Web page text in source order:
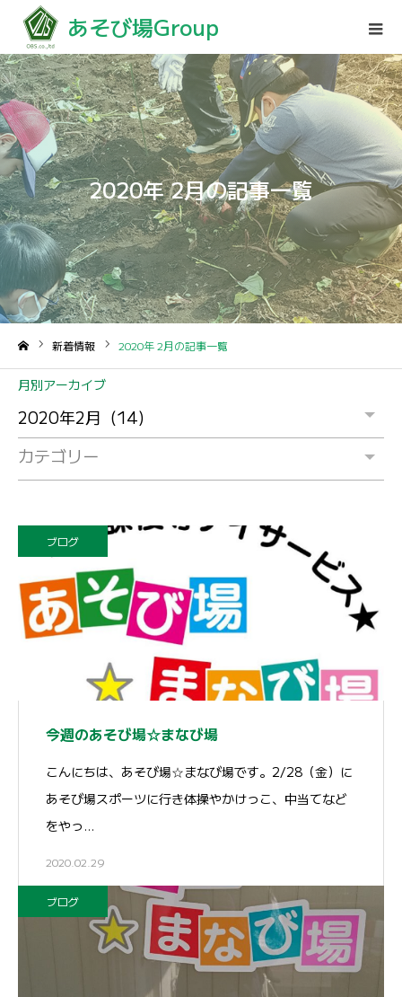
あそび場Group
2020年 2月の記事一覧
新着情報 2020年 2月の記事一覧
月別アーカイブ
カテゴリー
ブログ
今週のあそび場☆まなび場
こんにちは、あそび場☆まなび場です。2/28（金）に
あそび場スポーツに行き体操やかけっこ、中当てなど
をやっ…
2020.02.29
ブログ